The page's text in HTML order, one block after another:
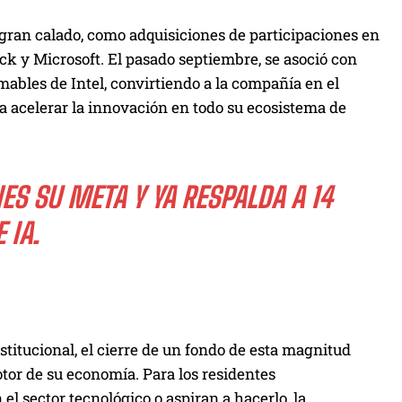
calado, como adquisiciones de participaciones en
y Microsoft. El pasado septiembre, se asoció con
de Intel, convirtiendo a la compañía en el
la innovación en todo su ecosistema de
SU META Y YA RESPALDA A 14
IA.
el cierre de un fondo de esta magnitud
de su economía. Para los residentes
sector tecnológico o aspiran a hacerlo, la